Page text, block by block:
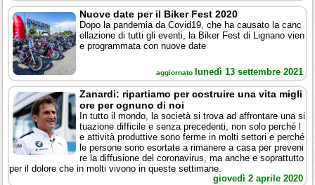
Nuove date per il Biker Fest 2020
Dopo la pandemia da Covid19, che ha causato la canc
ellazione di tutti gli eventi, la Biker Fest di Lignano vien
e programmata con nuove date
aggiornato lunedì 13 settembre 2021
Zanardi: ripartiamo per costruire una vita migli
ore per ognuno di noi
In tutto il mondo, la società si trova ad affrontare una si
tuazione difficile e senza precedenti, non solo perché l
e attività produttive sono ferme in molti settori e perché
le persone sono esortate a rimanere a casa per preveni
re la diffusione del coronavirus, ma anche e soprattutto
per il dolore che in molti vivono in queste settimane.
giovedì 2 aprile 2020